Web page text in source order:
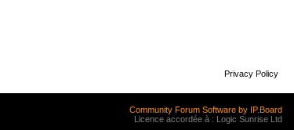
Privacy Policy
Community Forum Software by IP.Board
Licence accordée à : Logic Sunrise Ltd